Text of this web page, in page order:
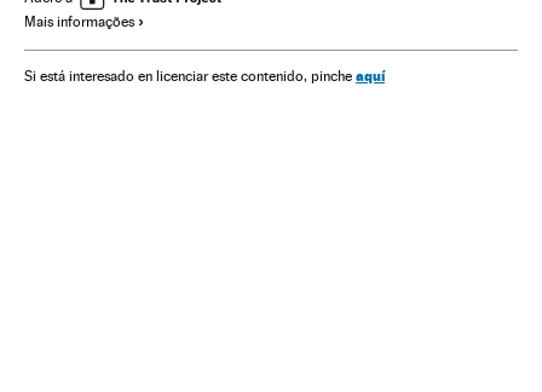
Sociedade
Mais informações
Si está interesado en licenciar este contenido, pinche aquí